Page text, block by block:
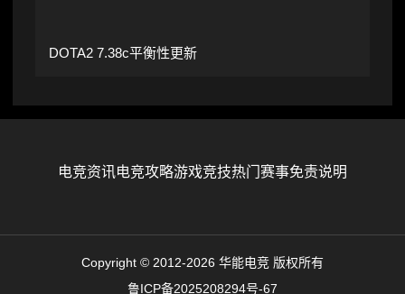
DOTA2 7.38c平衡性更新
电竞资讯电竞攻略游戏竞技热门赛事免责说明
Copyright © 2012-2026 华能电竞 版权所有
鲁ICP备2025208294号-67